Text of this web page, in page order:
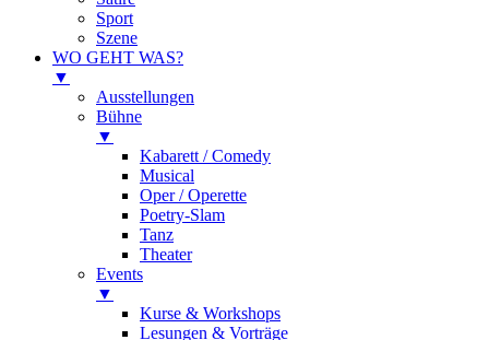
Sport
Szene
WO GEHT WAS?
▼
Ausstellungen
Bühne
▼
Kabarett / Comedy
Musical
Oper / Operette
Poetry-Slam
Tanz
Theater
Events
▼
Kurse & Workshops
Lesungen & Vorträge